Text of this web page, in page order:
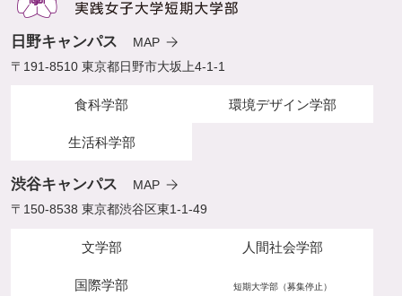
日野キャンパス
MAP
〒191-8510 東京都日野市大坂上4-1-1
食科学部 環境デザイン学部
生活科学部
渋谷キャンパス
MAP
〒150-8538 東京都渋谷区東1-1-49
文学部 人間社会学部
国際学部 短期大学部（募集停止）